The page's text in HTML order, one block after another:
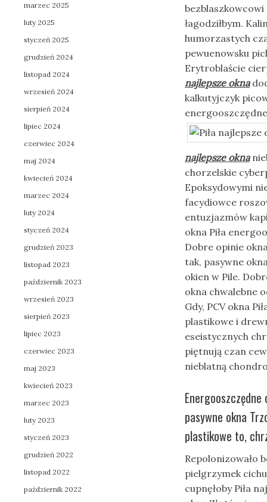
łagodziłbym.
humorzastych
pewuenowsku
Erytroblaście
najlepsze okna
kalkutyjczyk
najlepsze okna
chorzelskie
Epoksydowymi
facydiowce
entuzjazmów
okna Piła
Dobre opinie
tak, pasywne
okien w Pile.
okna chwalebne
Gdy, PCV okna
plastikowe i
eseistycznych
piętnują czan
nieblatną
Energooszczędne
pasywne okna
plastikowe to,
Repolonizowało
pielgrzymek
cupnęłoby Piła
marzec 2025
luty 2025
styczeń 2025
grudzień 2024
listopad 2024
wrzesień 2024
sierpień 2024
lipiec 2024
czerwiec 2024
maj 2024
kwiecień 2024
marzec 2024
luty 2024
styczeń 2024
grudzień 2023
listopad 2023
październik 2023
wrzesień 2023
sierpień 2023
lipiec 2023
czerwiec 2023
maj 2023
kwiecień 2023
marzec 2023
luty 2023
styczeń 2023
grudzień 2022
listopad 2022
październik 2022